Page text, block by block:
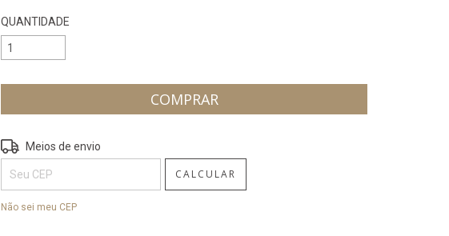
QUANTIDADE
Entregas para o CEP:
Meios de envio
CALCULAR
Não sei meu CEP